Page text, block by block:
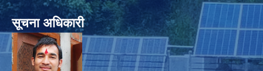
सूचना अधिकारी